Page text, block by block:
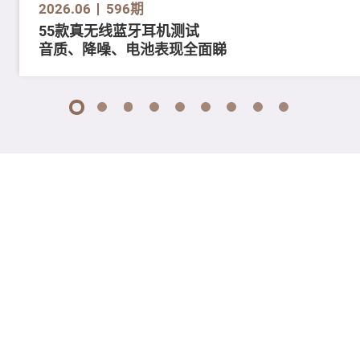
2026.06 596期
55款真无线蓝牙耳机测试
音质、降噪、电池表现全面睇
1 2 3 4 5 6 7 8 9